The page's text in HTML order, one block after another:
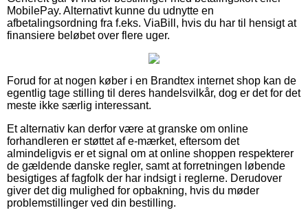
MobilePay. Alternativt kunne du udnytte en
afbetalingsordning fra f.eks. ViaBill, hvis du har til hensigt at
finansiere beløbet over flere uger.
Forud for at nogen køber i en Brandtex internet shop kan de
egentlig tage stilling til deres handelsvilkår, dog er det for det
meste ikke særlig interessant.
Et alternativ kan derfor være at granske om online
forhandleren er støttet af e-mærket, eftersom det
almindeligvis er et signal om at online shoppen respekterer
de gældende danske regler, samt at forretningen løbende
besigtiges af fagfolk der har indsigt i reglerne. Derudover
giver det dig mulighed for opbakning, hvis du møder
problemstillinger ved din bestilling.